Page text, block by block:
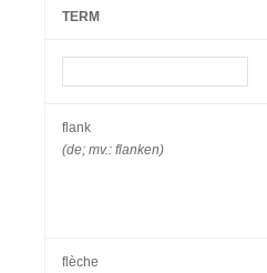
TERM
flank
(de; mv.: flanken)
flèche